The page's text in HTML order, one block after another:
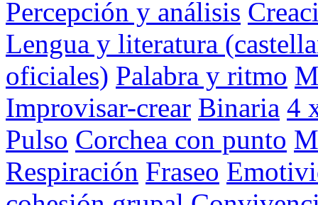
Percepción y análisis
Lengua y literatura
oficiales) Palabra y ritmo
Improvisar-crear Binaria 4
Pulso Corchea con punto
Respiración Fraseo